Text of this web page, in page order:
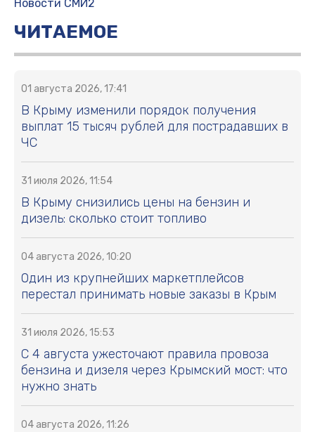
Новости СМИ2
ЧИТАЕМОЕ
01 августа 2026, 17:41
В Крыму изменили порядок получения
выплат 15 тысяч рублей для пострадавших в
ЧС
31 июля 2026, 11:54
В Крыму снизились цены на бензин и
дизель: сколько стоит топливо
04 августа 2026, 10:20
Один из крупнейших маркетплейсов
перестал принимать новые заказы в Крым
31 июля 2026, 15:53
С 4 августа ужесточают правила провоза
бензина и дизеля через Крымский мост: что
нужно знать
04 августа 2026, 11:26